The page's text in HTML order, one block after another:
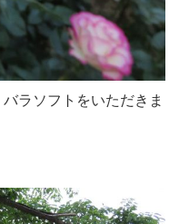
ラソフトをいただきま